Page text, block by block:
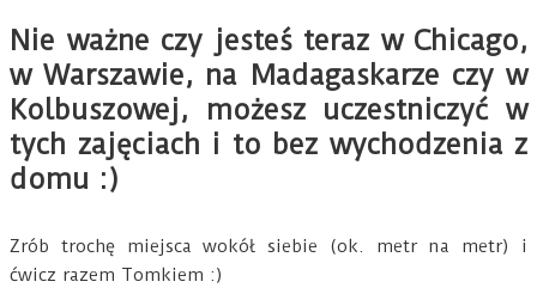
Nie ważne czy jesteś teraz w Chicago,
w Warszawie, na Madagaskarze czy w
Kolbuszowej, możesz uczestniczyć w
tych zajęciach i to bez wychodzenia z
domu :)
Zrób trochę miejsca wokół siebie (ok. metr na metr) i
ćwicz razem Tomkiem :)